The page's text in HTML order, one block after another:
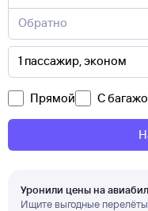
Прямой С
Уронили цены на
Ищите выгодные перелёты